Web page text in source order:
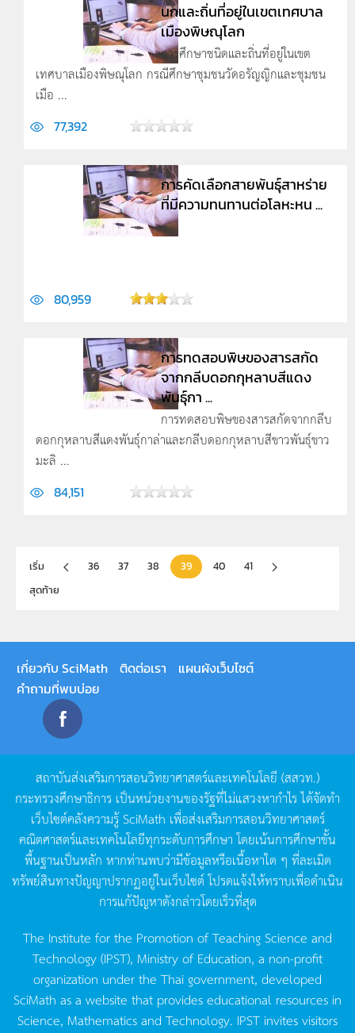
นกและถิ่นที่อยู่ในเขตเทศบาล
เมืองพิษณุโลก
การศึกษาชนิดและถิ่นที่อยู่ในเขต
เทศบาลเมืองพิษณุโลก กรณีศึกษาชุมชนวัดอรัญญิกและชุมชน
เมือ ...
77,392
การคัดเลือกสายพันธุ์สาหร่าย
ที่มีความทนทานต่อโลหะหน ...
...
80,959
การทดสอบพิษของสารสกัด
จากกลีบดอกกุหลาบสีแดง
พันธุ์กา ...
การทดสอบพิษของสารสกัดจากกลีบ
ดอกกุหลาบสีแดงพันธุ์กาล่าและกลีบดอกกุหลาบสีขาวพันธุ์ขาว
มะลิ ...
84,151
เริ่ม 36 37 38 39 40
41
สุดท้าย
เกี่ยวกับ SciMath ติดต่อเรา
แผนผังเว็บไซต์
คำถามที่พบบ่อย
สถาบันส่งเสริมการสอนวิทยาศาสตร์และเทคโนโลยี (สสวท.)
กระทรวงศึกษาธิการ เป็นหน่วยงานของรัฐที่ไม่แสวงหากำไรได้จัดทำ
เว็บไซต์คลังความรู้SciMath เพื่อส่งเสริมการสอนวิทยาศาสตร์
คณิตศาสตร์และเทคโนโลยีทุกระดับการศึกษา โดยเน้นการศึกษาขั้น
พื้นฐานเป็นหลัก หากท่านพบว่ามีข้อมูลหรือเนื้อหาใด ๆ ที่ละเมิด
ทรัพย์สินทางปัญญาปรากฏอยู่ในเว็บไซต์โปรดแจ้งให้ทราบเพื่อดำเนิน
การแก้ปัญหาดังกล่าวโดยเร็วที่สุด
The Institute for the Promotion of Teaching Science and
Technology (IPST), Ministry of Education, a non-profit
organization under the Thai government, developed
SciMath as a website that provides educational resources in
Science, Mathematics and Technology. IPST invites visitors